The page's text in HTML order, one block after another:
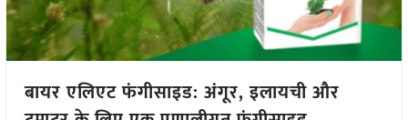
बायर एलिएट फंगीसाइड: अंगूर, इलायची और